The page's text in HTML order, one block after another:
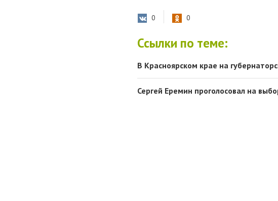
0 0
Ссылки по теме:
В Красноярском крае на
Сергей Еремин проголосовал на